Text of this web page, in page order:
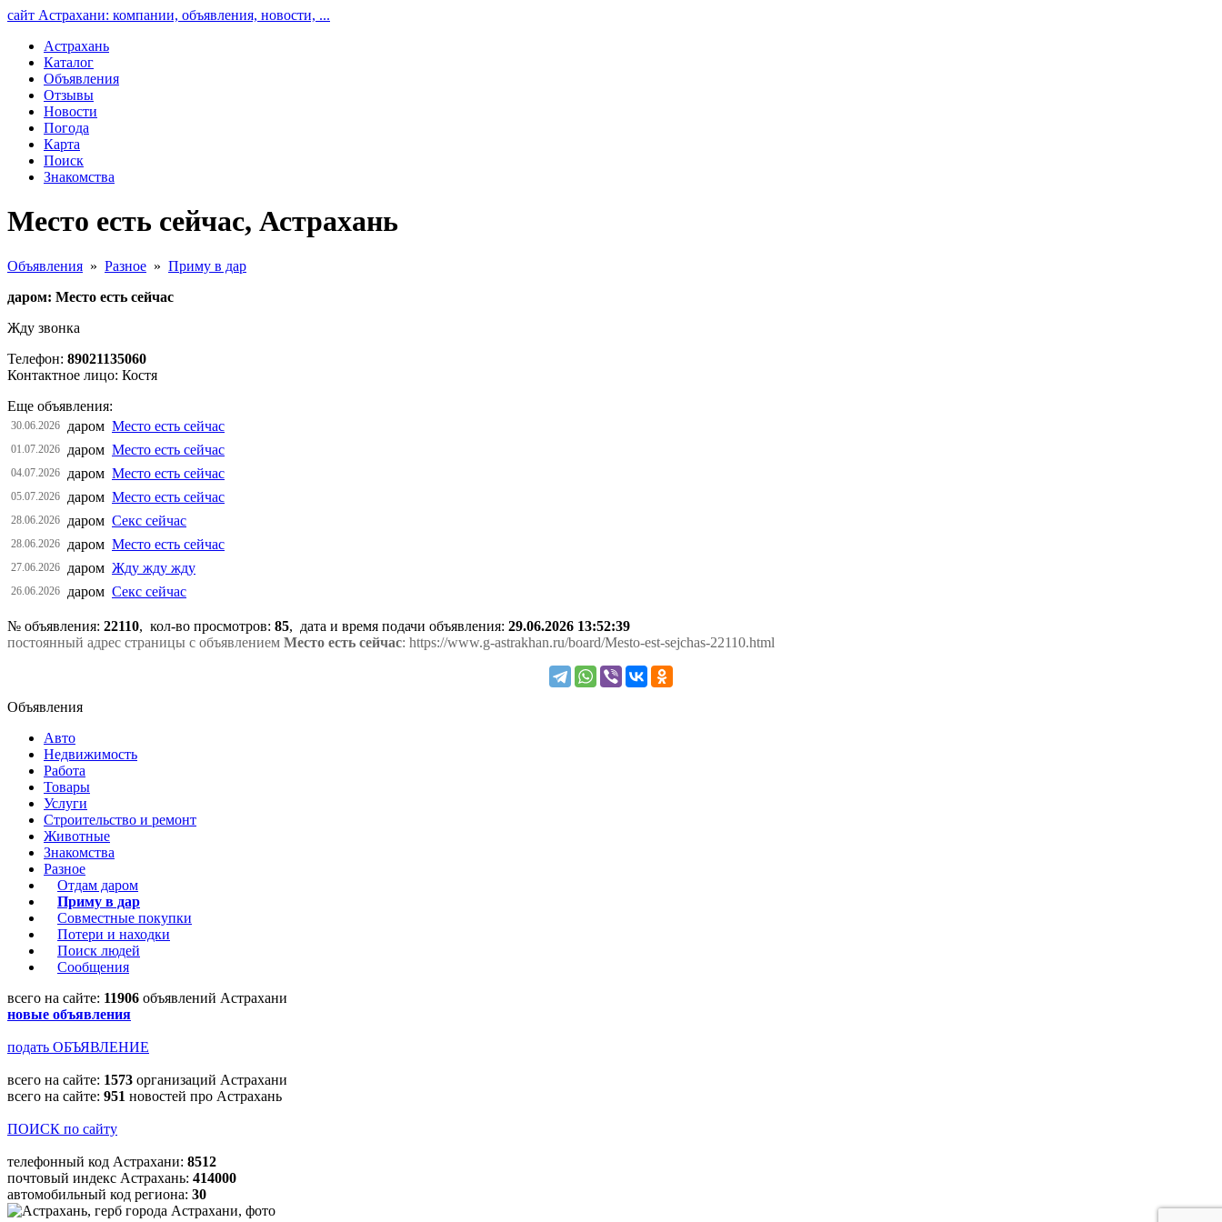
сайт Астрахани: компании, объявления, новости, ...
Астрахань
Каталог
Объявления
Отзывы
Новости
Погода
Карта
Поиск
Знакомства
Место есть сейчас, Астрахань
Объявления » Разное » Приму в дар
даром: Место есть сейчас
Жду звонка
Телефон: 89021135060
Контактное лицо: Костя
Еще объявления:
30.06.2026 даром Место есть сейчас
01.07.2026 даром Место есть сейчас
04.07.2026 даром Место есть сейчас
05.07.2026 даром Место есть сейчас
28.06.2026 даром Секс сейчас
28.06.2026 даром Место есть сейчас
27.06.2026 даром Жду жду жду
26.06.2026 даром Секс сейчас
№ объявления: 22110, кол-во просмотров: 85, дата и время подачи объявления: 29.06.2026 13:52:39
постоянный адрес страницы с объявлением Место есть сейчас: https://www.g-astrakhan.ru/board/Mesto-est-sejchas-22110.html
Объявления
Авто
Недвижимость
Работа
Товары
Услуги
Строительство и ремонт
Животные
Знакомства
Разное
Отдам даром
Приму в дар
Совместные покупки
Потери и находки
Поиск людей
Сообщения
всего на сайте: 11906 объявлений Астрахани
новые объявления
подать ОБЪЯВЛЕНИЕ
всего на сайте: 1573 организаций Астрахани
всего на сайте: 951 новостей про Астрахань
ПОИСК по сайту
телефонный код Астрахани: 8512
почтовый индекс Астрахань: 414000
автомобильный код региона: 30